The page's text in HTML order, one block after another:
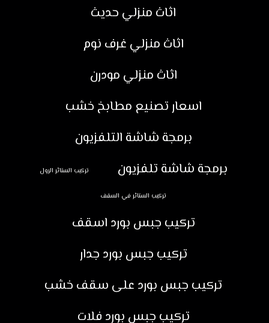
اثاث منزلي حديث
اثاث منزلي غرف نوم
اثاث منزلي مودرن
اسعار تصنيع مطابخ خشب
برمجة شاشة التلفزيون
برمجة شاشة تلفزيون
تركيب الستائر الرول
تركيب الستائر في السقف
تركيب جبس بورد اسقف
تركيب جبس بورد جدار
تركيب جبس بورد على سقف خشب
تركيب جبس بورد فلات